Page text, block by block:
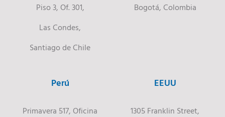
Piso 3, Of. 301,
Las Condes,
Santiago de Chile
Bogotá, Colombia
Perú
Primavera 517, Oficina
EEUU
1305 Franklin Street,